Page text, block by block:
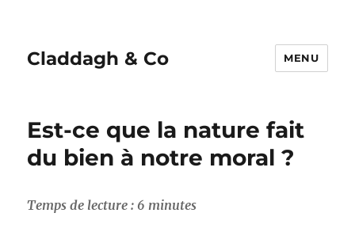
Claddagh & Co MENU
Est-ce que la nature fait
du bien à notre moral ?
Temps de lecture : 6 minutes